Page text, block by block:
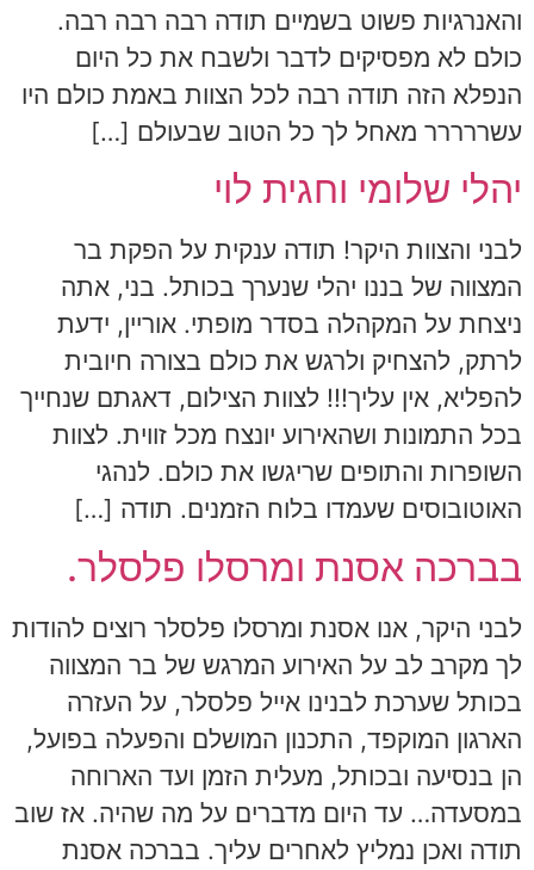
והאנרגיות פשוט בשמיים תודה רבה רבה רבה.
כולם לא מפסיקים לדבר ולשבח את כל היום
הנפלא הזה תודה רבה לכל הצוות באמת כולם היו
עשררררר מאחל לך כל הטוב שבעולם […]
יהלי שלומי וחגית לוי
לבני והצוות היקר! תודה ענקית על הפקת בר
המצווה של בננו יהלי שנערך בכותל. בני, אתה
ניצחת על המקהלה בסדר מופתי. אוריין, ידעת
לרתק, להצחיק ולרגש את כולם בצורה חיובית
להפליא, אין עליך!!! לצוות הצילום, דאגתם שנחייך
בכל התמונות ושהאירוע יונצח מכל זווית. לצוות
השופרות והתופים שריגשו את כולם. לנהגי
האוטובוסים שעמדו בלוח הזמנים. תודה […]
בברכה אסנת ומרסלו פלסלר.
לבני היקר, אנו אסנת ומרסלו פלסלר רוצים להודות
לך מקרב לב על האירוע המרגש של בר המצווה
בכותל שערכת לבנינו אייל פלסלר, על העזרה
הארגון המוקפד, התכנון המושלם והפעלה בפועל,
הן בנסיעה ובכותל, מעלית הזמן ועד הארוחה
במסעדה… עד היום מדברים על מה שהיה. אז שוב
תודה ואכן נמליץ לאחרים עליך. בברכה אסנת